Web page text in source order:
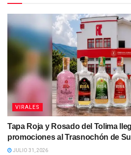
VIRALES
Tapa Roja y Rosado del Tolima
promociones al Trasnochón de
JULIO 31, 2026